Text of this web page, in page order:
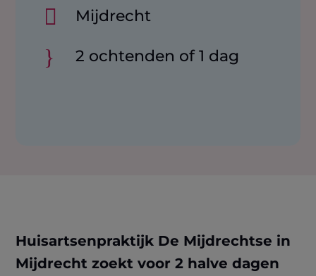
 Mijdrecht
} 2 ochtenden of 1 dag
Huisartsenpraktijk De Mijdrechtse in
Mijdrecht zoekt voor 2 halve dagen